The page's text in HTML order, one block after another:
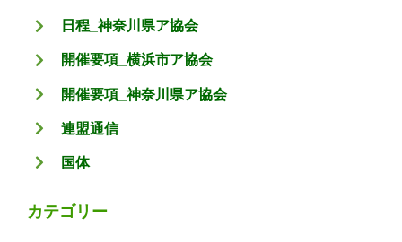
日程_神奈川県ア協会
開催要項_横浜市ア協会
開催要項_神奈川県ア協会
連盟通信
国体
カテゴリー